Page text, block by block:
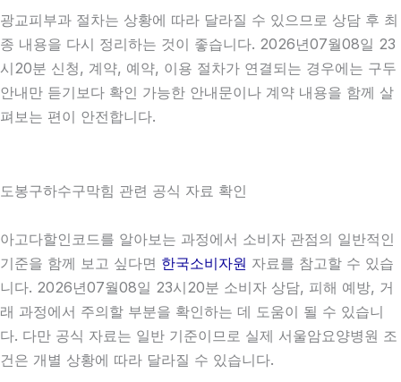
광교피부과 절차는 상황에 따라 달라질 수 있으므로 상담 후 최
종 내용을 다시 정리하는 것이 좋습니다. 2026년07월08일 23
시20분 신청, 계약, 예약, 이용 절차가 연결되는 경우에는 구두
안내만 듣기보다 확인 가능한 안내문이나 계약 내용을 함께 살
펴보는 편이 안전합니다.
도봉구하수구막힘 관련 공식 자료 확인
아고다할인코드를 알아보는 과정에서 소비자 관점의 일반적인
기준을 함께 보고 싶다면 한국소비자원 자료를 참고할 수 있습
니다. 2026년07월08일 23시20분 소비자 상담, 피해 예방, 거
래 과정에서 주의할 부분을 확인하는 데 도움이 될 수 있습니
다. 다만 공식 자료는 일반 기준이므로 실제 서울암요양병원 조
건은 개별 상황에 따라 달라질 수 있습니다.